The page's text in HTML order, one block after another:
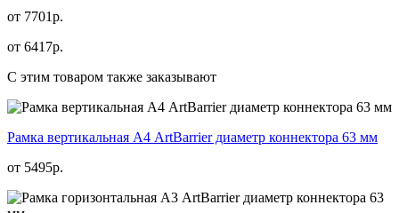
от 7701р.
от 6417р.
С этим товаром также заказывают
Рамка вертикальная А4 ArtBarrier диаметр коннектора 63 мм
от 5495р.